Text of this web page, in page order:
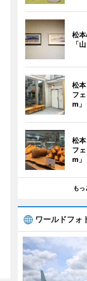
松
「
松
フ
m」
松
フ
m」
もっ
ワールドフォ